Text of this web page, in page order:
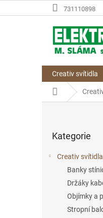
na
731110898
Creativ svítidla
Domů
kategorie
Kategorie
Creativ svítidla
Banky
Držáky
Objímky a
Stropní